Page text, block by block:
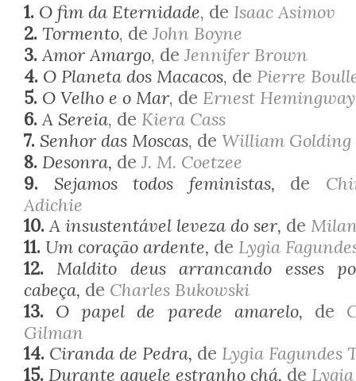
1. O fim da Eternidade, de Isaac Asimov
2. Tormento, deJohn Boyne
3.Amor Amargo, deJennifer Brown
4. O Planeta dos Macacos, de Pierre
5. O Velho e o Mar, de Ernest Hemingway
6.A Sereia, de Kiera Cass
7. Senhor das Moscas, de William Golding
8. Desonra, deJ. M. Coetzee
9. Sejamos todos feministas, de
Adichie
10.A insustentável leveza do ser, de
11. Um coração ardente, de Lygia
12.Maldito deus arrancando esses
cabeça, de Charles Bukowski
13. O papel de parede amarelo, de
Gilman
14. Ciranda de Pedra, de Lygia Fagundes
15. Durante aquele estranho chá, de